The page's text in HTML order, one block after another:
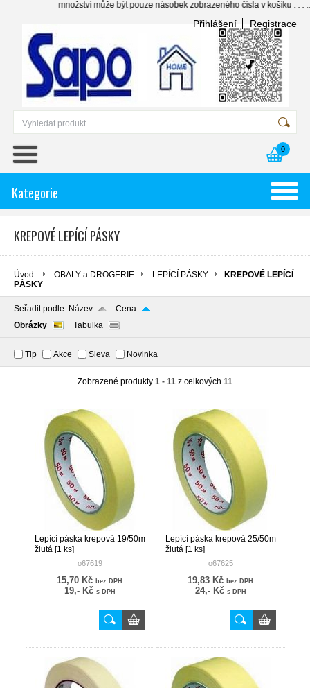
množství může být pouze násobek zobrazeného čísla v košíku . . .
Přihlášení Registrace
0
Kategorie
KREPOVÉ LEPÍCÍ PÁSKY
Úvod OBALY a DROGERIE LEPÍCÍ PÁSKY
KREPOVÉ LEPÍCÍ
PÁSKY
Seřadit podle: Název
Cena
Obrázky
Tabulka
Tip Akce Sleva Novinka
Zobrazené produkty 1 - 11 z celkových 11
Lepící páska krepová 19/50m
žlutá [1 ks]
o67619
15,70 Kč bez DPH
19,- Kč s DPH
Lepící páska krepová 25/50m
žlutá [1 ks]
o67625
19,83 Kč bez DPH
24,- Kč s DPH